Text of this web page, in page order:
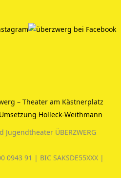
– Theater am Kästnerplatz
Holleck-Weithmann
ÜBERZWERG
0943 91 | BIC SAKSDE55XXX |